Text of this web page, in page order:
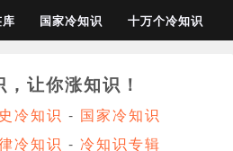
国家冷知识 十万个冷知识
让你涨知识！
冷知识 - 国家冷知识
冷知识 - 冷知识专辑